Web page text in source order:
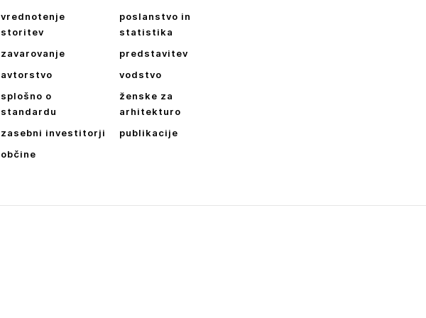
vrednotenje
storitev
zavarovanje
avtorstvo
splošno o
standardu
zasebni investitorji
občine
poslanstvo in
statistika
predstavitev
vodstvo
ženske za
arhitekturo
publikacije